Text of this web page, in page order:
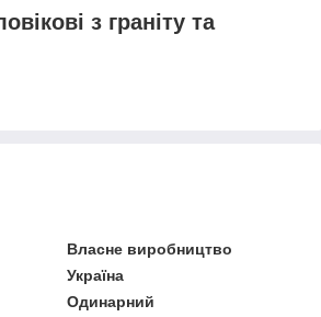
з граніту та
Власне виробництво
Україна
Одинарний